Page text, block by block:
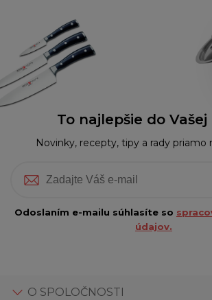
To najlepšie do
Novinky, recepty, tipy a rady priamo
Odoslaním e-mailu súhlasíte so
údajov.
O SPOLOČNOSTI